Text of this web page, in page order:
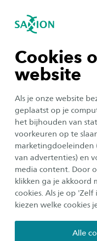
Cookies
website
Als je onze website
geplaatst op je
het bijhouden van
voorkeuren op te
marketingdoeleinden
van advertenties) en
media content. Door
klikken ga je akkoord
cookies. Als je op
kiezen welke cookies
Alle
Navigatie openen
tonen
tonen
tonen
tonen
sluiten
HBO-Rechten
Subnavigatie tonen
Om er zeker van te
kiest, adviseren we
te melden. Na
maart) een
gekozen hebt. We
deelname aan de
informatie beschikt
opleiding van je
Mocht je dan nog
dan een individueel
aan. Natuurlijk moet